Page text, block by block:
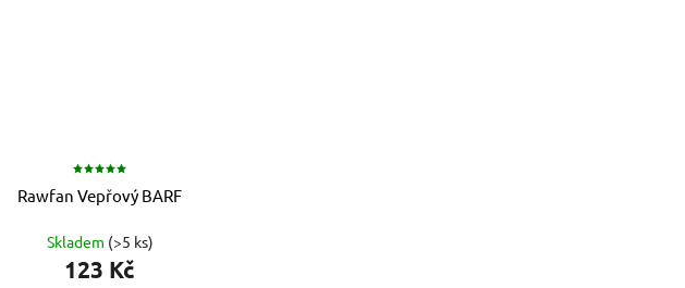
Rawfan Vepřový BARF
Skladem (>5 ks)
123 Kč